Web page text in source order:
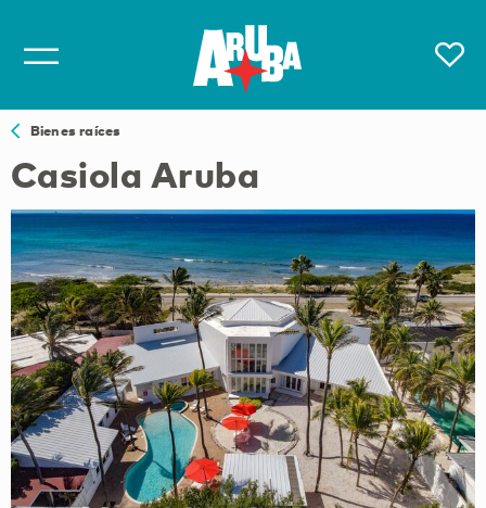
Bienes raíces
Casiola Aruba